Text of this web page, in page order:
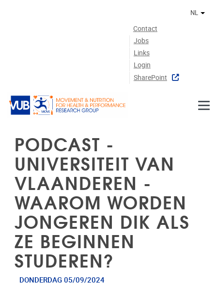
Contact
Jobs
Links
Login
SharePoint
NL
PODCAST -
UNIVERSITEIT VAN
VLAANDEREN -
WAAROM WORDEN
JONGEREN DIK ALS
ZE BEGINNEN
STUDEREN?
DONDERDAG 05/09/2024